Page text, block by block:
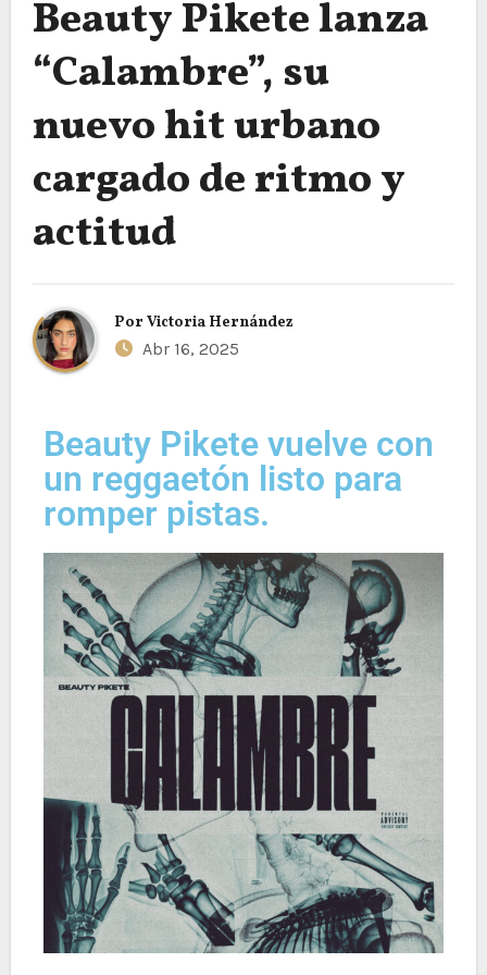
Beauty Pikete lanza
“Calambre”, su
nuevo hit urbano
cargado de ritmo y
actitud
Por Victoria Hernández
Abr 16, 2025
Beauty Pikete vuelve con
un reggaetón listo para
romper pistas.